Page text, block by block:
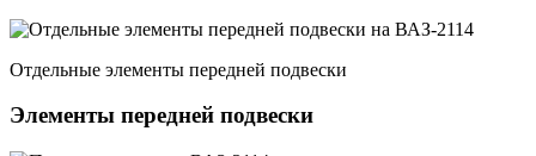
Отдельные элементы передней подвески
Элементы передней подвески